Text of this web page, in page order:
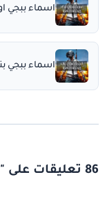
اسماء ببجي
اسماء ببجي
86 تعليقات على "أسماء جاهزة"